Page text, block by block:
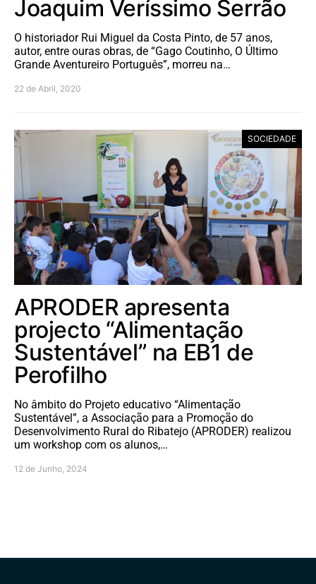
Joaquim Veríssimo Serrão
O historiador Rui Miguel da Costa Pinto, de 57 anos,
autor, entre ouras obras, de “Gago Coutinho, O Último
Grande Aventureiro Português”, morreu na…
22 de Abril, 2020
SOCIEDADE
APRODER apresenta
projecto “Alimentação
Sustentável” na EB1 de
Perofilho
No âmbito do Projeto educativo “Alimentação
Sustentável”, a Associação para a Promoção do
Desenvolvimento Rural do Ribatejo (APRODER) realizou
um workshop com os alunos,…
12 de Junho, 2024